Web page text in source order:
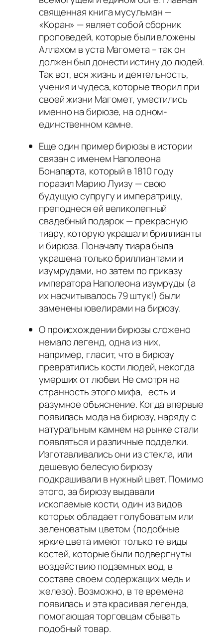
священная книга мусульман —
«Коран» — являет собой сборник
проповедей, которые были вложены
Аллахом в уста Магомета – так он
должен был донести истину до людей.
Так вот, вся жизнь и деятельность,
учения и чудеса, которые творил при
своей жизни Магомет, уместились
именно на бирюзе, на одном-
единственном камне.
Еще один пример бирюзы в истории
связан с именем Наполеона
Бонапарта, который в 1810 году
поразил Марию Луизу — свою
будущую супругу и императрицу,
преподнеся ей великолепный
свадебный подарок — прекрасную
тиару, которую украшали бриллианты
и бирюза. Поначалу тиара была
украшена только бриллиантами и
изумрудами, но затем по приказу
императора Наполеона изумруды (а
их насчитывалось 79 штук!) были
заменены ювелирами на бирюзу.
О происхождении бирюзы сложено
немало легенд, одна из них,
например, гласит, что в бирюзу
превратились кости людей, некогда
умерших от любви. Не смотря на
странность этого мифа, есть и
разумное объяснение. Когда впервые
появилась мода на бирюзу, наряду с
натуральным камнем на рынке стали
появляться и различные подделки.
Изготавливались они из стекла, или
дешевую белесую бирюзу
подкрашивали в нужный цвет. Помимо
этого, за бирюзу выдавали
ископаемые кости, один из видов
которых обладает голубоватым или
зеленоватым цветом (подобные
яркие цвета имеют только те виды
костей, которые были подвергнуты
воздействию подземных вод, в
составе своем содержащих медь и
железо). Возможно, в те времена
появилась и эта красивая легенда,
помогающая торговцам сбывать
подобный товар.